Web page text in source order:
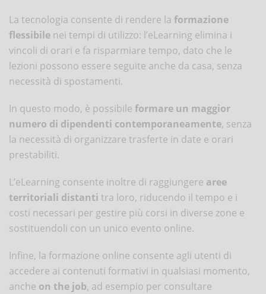
La tecnologia consente di rendere la formazione
flessibile nei tempi di utilizzo: l’eLearning elimina i
vincoli di orari e fa risparmiare tempo, dato che le
lezioni possono essere seguite anche da casa, senza
necessità di spostamenti.
In questo modo, è possibile formare un maggior
numero di dipendenti contemporaneamente, senza
la necessità di organizzare trasferte in date e orari
prestabiliti.
L’eLearning consente inoltre di raggiungere aree
territoriali distanti tra loro, riducendo il tempo e i
costi necessari per gestire più corsi in diverse zone e
sostituendoli con un unico evento online.
Infine, la formazione online consente agli utenti di
accedere ai contenuti formativi in qualsiasi momento,
anche on the job, ad esempio per consultare